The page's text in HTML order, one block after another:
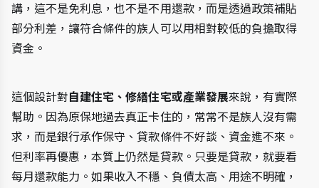
講，這不是免利息，也不是不用還款，而是透過政策補貼
部分利差，讓符合條件的族人可以用相對較低的負擔取得
資金。
這個設計對自建住宅、修繕住宅或產業發展來說，有實際
幫助。因為原保地過去真正卡住的，常常不是族人沒有需
求，而是銀行承作保守、貸款條件不好談、資金進不來。
但利率再優惠，本質上仍然是貸款。只要是貸款，就要看
每月還款能力。如果收入不穩、負債太高、用途不明確，